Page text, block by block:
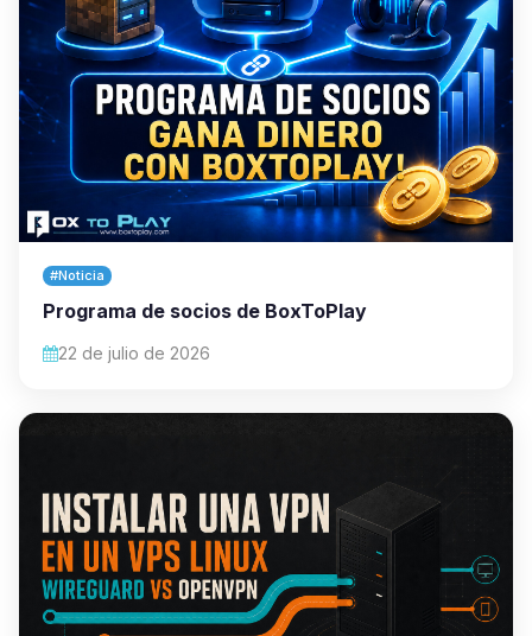
#Noticia
Programa de socios de BoxToPlay
22 de julio de 2026